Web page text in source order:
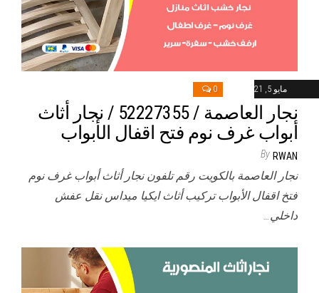
مايو 5, 2021 0
نجار العاصمة / 52227355 / نجار أثاث
أبواب غرف نوم فتح اقفال الأبواب
By RWAN
نجار العاصمة بالكويت رقم تلفون نجار أثاث أبواب غرف نوم
فتخ اقفال الأبواب تركيب أثاث ايكيا ميداس نقل عفش
داخلي…